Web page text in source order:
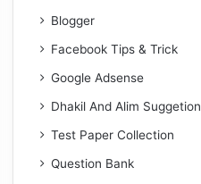
Blogger
Facebook Tips & Trick
Google Adsense
Dhakil And Alim Suggetion
Test Paper Collection
Question Bank